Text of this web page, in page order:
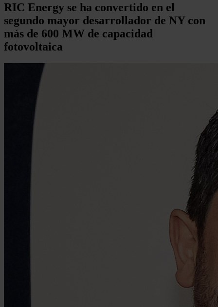
RIC Energy se ha convertido en el
segundo mayor desarrollador de NY con
más de 600 MW de capacidad
fotovoltaica